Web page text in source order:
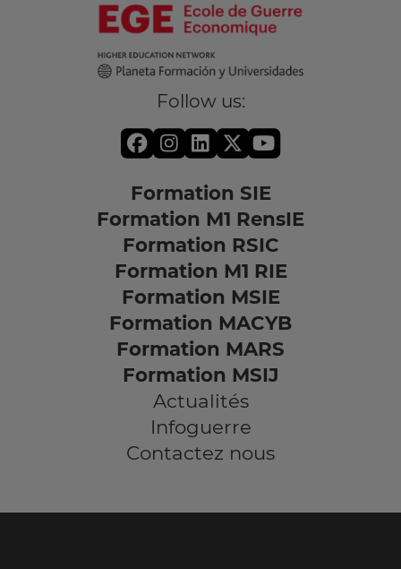
Follow us:
Formation SIE
Formation M1 RensIE
Formation RSIC
Formation M1 RIE
Formation MSIE
Formation MACYB
Formation MARS
Formation MSIJ
Actualités
Infoguerre
Contactez nous